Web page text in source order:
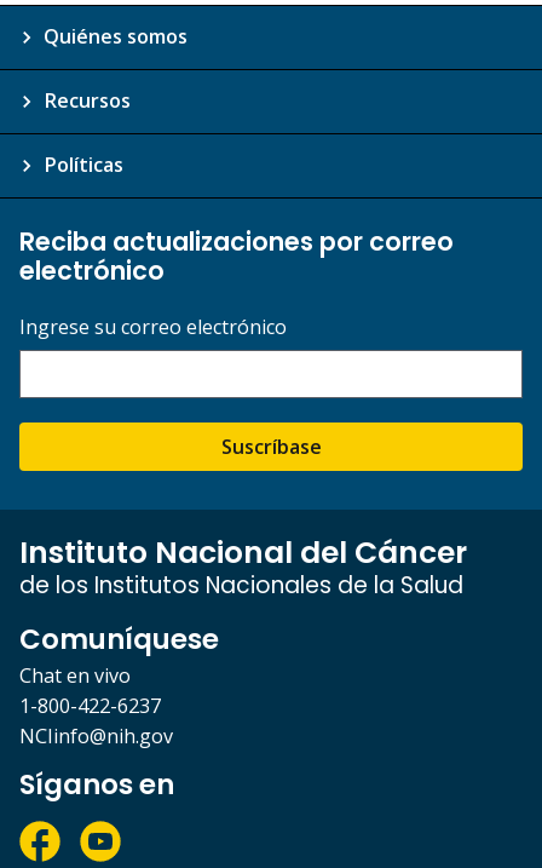
Quiénes somos
Recursos
Políticas
Reciba actualizaciones por correo
electrónico
Ingrese su correo electrónico
Suscríbase
Instituto Nacional del Cáncer
de los Institutos Nacionales de la Salud
Comuníquese
Chat en vivo
1-800-422-6237
NCIinfo@nih.gov
Síganos en